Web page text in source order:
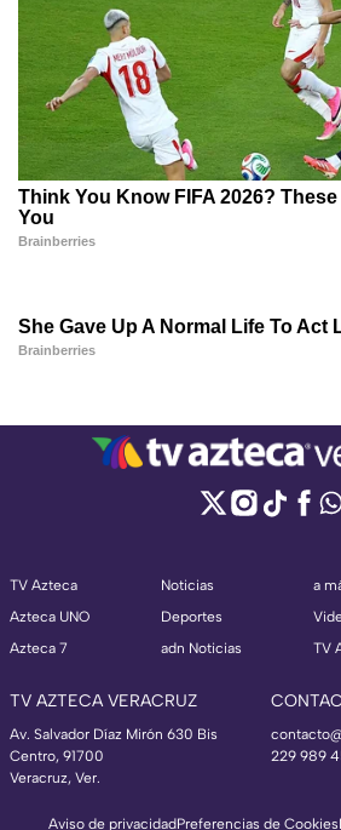
TV Azteca
Azteca UNO
Azteca 7
Noticias
Deportes
adn Noticias
a
TV
TV AZTECA VERACRUZ
Av. Salvador Díaz Mirón 630 Bis
Centro, 91700
Veracruz, Ver.
229 989
Aviso de privacidadPreferencias de Cookies